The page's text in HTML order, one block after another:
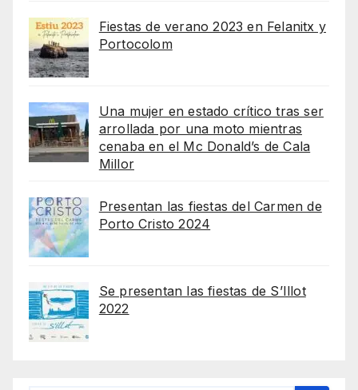
Fiestas de verano 2023 en Felanitx y
Portocolom
Una mujer en estado crítico tras ser
arrollada por una moto mientras
cenaba en el Mc Donald’s de Cala
Millor
Presentan las fiestas del Carmen de
Porto Cristo 2024
Se presentan las fiestas de S’Illot
2022